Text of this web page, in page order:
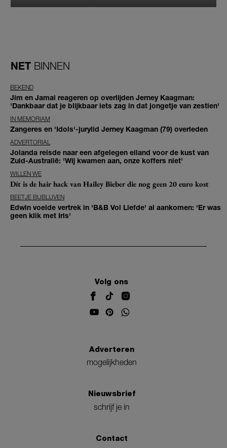
NET BINNEN
BEKEND
Jim en Jamai reageren op overlijden Jerney Kaagman:
'Dankbaar dat je blijkbaar iets zag in dat jongetje van zestien'
IN MEMORIAM
Zangeres en 'Idols'-jurylid Jerney Kaagman (79) overleden
ADVERTORIAL
Jolanda reisde naar een afgelegen eiland voor de kust van
Zuid-Australië: 'Wij kwamen aan, onze koffers niet'
WILLEN WE
Dít is de hair hack van Hailey Bieber die nog geen 20 euro kost
BEETJE BIJBLIJVEN
Edwin voelde vertrek in 'B&B Vol Liefde' al aankomen: 'Er was
geen klik met Iris'
Volg ons
Adverteren
mogelijkheden
Nieuwsbrief
schrijf je in
Contact